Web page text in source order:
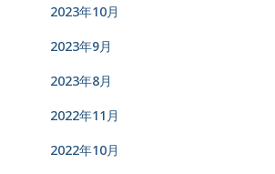
2023年10月
2023年9月
2023年8月
2022年11月
2022年10月